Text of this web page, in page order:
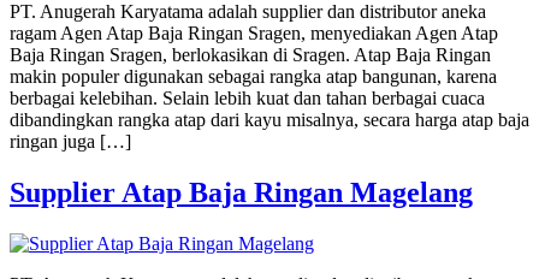
PT. Anugerah Karyatama adalah supplier dan distributor aneka
ragam Agen Atap Baja Ringan Sragen, menyediakan Agen Atap
Baja Ringan Sragen, berlokasikan di Sragen. Atap Baja Ringan
makin populer digunakan sebagai rangka atap bangunan, karena
berbagai kelebihan. Selain lebih kuat dan tahan berbagai cuaca
dibandingkan rangka atap dari kayu misalnya, secara harga atap baja
ringan juga […]
Supplier Atap Baja Ringan Magelang